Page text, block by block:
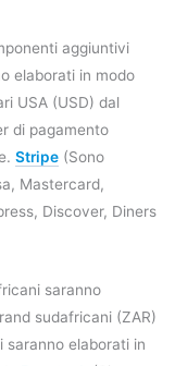
aggiuntivi
elaborati in modo
USA (USD) dal
di pagamento
Stripe (Sono
Mastercard,
Discover, Diners
saranno
sudafricani (ZAR)
saranno elaborati in